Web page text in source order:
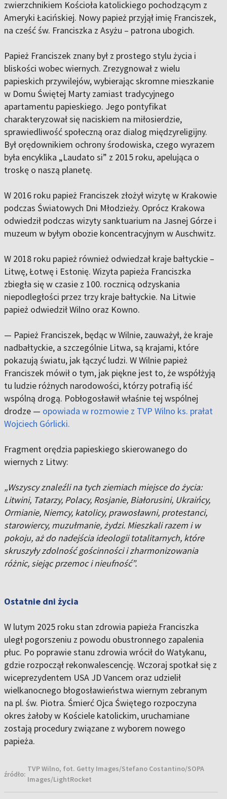
zwierzchnikiem Kościoła katolickiego pochodzącym z
Ameryki Łacińskiej. Nowy papież przyjął imię Franciszek,
na cześć św. Franciszka z Asyżu – patrona ubogich.
Papież Franciszek znany był z prostego stylu życia i
bliskości wobec wiernych. Zrezygnował z wielu
papieskich przywilejów, wybierając skromne mieszkanie
w Domu Świętej Marty zamiast tradycyjnego
apartamentu papieskiego. Jego pontyfikat
charakteryzował się naciskiem na miłosierdzie,
sprawiedliwość społeczną oraz dialog międzyreligijny.
Był orędownikiem ochrony środowiska, czego wyrazem
była encyklika „Laudato si” z 2015 roku, apelująca o
troskę o naszą planetę.
W 2016 roku papież Franciszek złożył wizytę w Krakowie
podczas Światowych Dni Młodzieży. Oprócz Krakowa
odwiedził podczas wizyty sanktuarium na Jasnej Górze i
muzeum w byłym obozie koncentracyjnym w Auschwitz.
W 2018 roku papież również odwiedzał kraje bałtyckie –
Litwę, Łotwę i Estonię. Wizyta papieża Franciszka
zbiegła się w czasie z 100. rocznicą odzyskania
niepodległości przez trzy kraje bałtyckie. Na Litwie
papież odwiedził Wilno oraz Kowno.
— Papież Franciszek, będąc w Wilnie, zauważył, że kraje
nadbałtyckie, a szczególnie Litwa, są krajami, które
pokazują światu, jak łączyć ludzi. W Wilnie papież
Franciszek mówił o tym, jak piękne jest to, że współżyją
tu ludzie różnych narodowości, którzy potrafią iść
wspólną drogą. Pobłogosławił właśnie tej wspólnej
drodze — opowiada w rozmowie z TVP Wilno ks. prałat
Wojciech Górlicki.
Fragment orędzia papieskiego skierowanego do
wiernych z Litwy:
„Wszyscy znaleźli na tych ziemiach miejsce do życia:
Litwini, Tatarzy, Polacy, Rosjanie, Białorusini, Ukraińcy,
Ormianie, Niemcy, katolicy, prawosławni, protestanci,
starowiercy, muzułmanie, żydzi. Mieszkali razem i w
pokoju, aż do nadejścia ideologii totalitarnych, które
skruszyły zdolność gościnności i zharmonizowania
różnic, siejąc przemoc i nieufność”.
Ostatnie dni życia
W lutym 2025 roku stan zdrowia papieża Franciszka
uległ pogorszeniu z powodu obustronnego zapalenia
płuc. Po poprawie stanu zdrowia wrócił do Watykanu,
gdzie rozpoczął rekonwalescencję. Wczoraj spotkał się z
wiceprezydentem USA JD Vancem oraz udzielił
wielkanocnego błogosławieństwa wiernym zebranym
na pl. św. Piotra. Śmierć Ojca Świętego rozpoczyna
okres żałoby w Kościele katolickim, uruchamiane
zostają procedury związane z wyborem nowego
papieża.
źródło:
TVP Wilno, fot. Getty Images/Stefano Costantino/SOPA
Images/LightRocket